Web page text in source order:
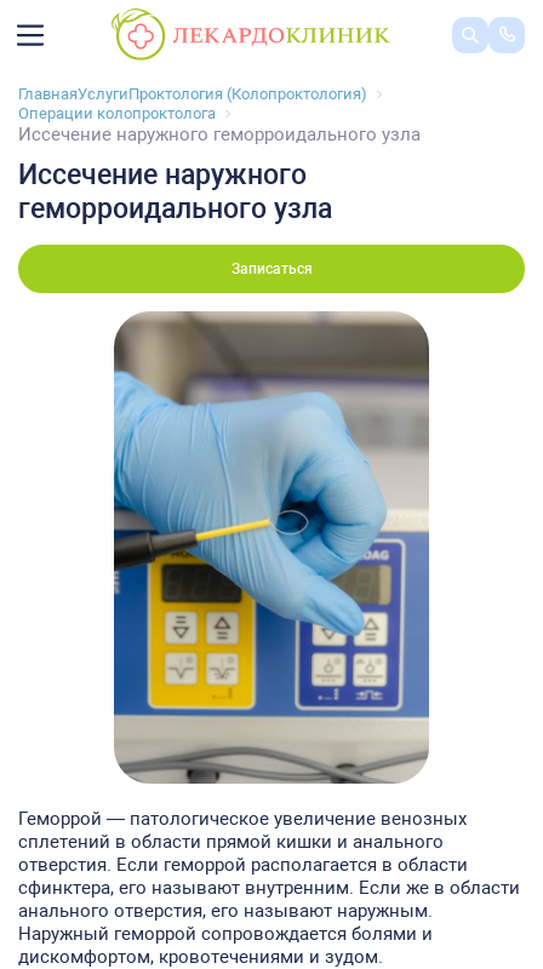
ГлавнаяУслугиПроктология (Колопроктология)
Операции колопроктолога
Иссечение наружного геморроидального узла
Иссечение наружного
геморроидального узла
Записаться
Геморрой — патологическое увеличение венозных
сплетений в области прямой кишки и анального
отверстия. Если геморрой располагается в области
сфинктера, его называют внутренним. Если же в области
анального отверстия, его называют наружным.
Наружный геморрой сопровождается болями и
дискомфортом, кровотечениями и зудом.